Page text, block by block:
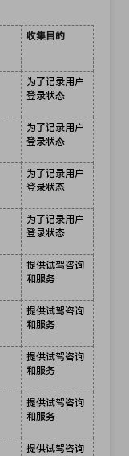
收集目的
为了记录用户
登录状态
为了记录用户
登录状态
为了记录用户
登录状态
为了记录用户
登录状态
提供试驾咨询
和服务
提供试驾咨询
和服务
提供试驾咨询
和服务
提供试驾咨询
和服务
提供试驾咨询